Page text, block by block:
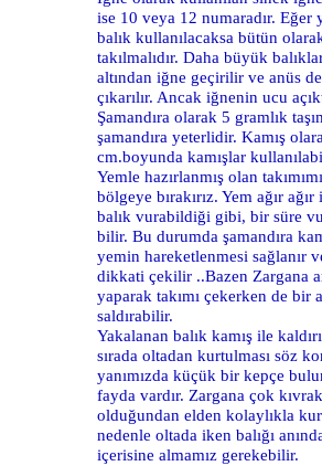
ise 10 veya 12 numaradır.
balık kullanılacaksa bütün
takılmalıdır. Daha büyük
altından iğne geçirilir ve anüs
çıkarılır. Ancak iğnenin ucu
Şamandıra olarak 5 gramlık
şamandıra yeterlidir. Kamış
cm.boyunda kamışlar
Yemle hazırlanmış olan
bölgeye bırakırız. Yem ağır
balık vurabildiği gibi, bir süre
bilir. Bu durumda şamandıra
yemin hareketlenmesi sağlanır
dikkati çekilir ..Bazen Zargana
yaparak takımı çekerken de bir
saldırabilir.
Yakalanan balık kamış ile
sırada oltadan kurtulması söz
yanımızda küçük bir kepçe
fayda vardır. Zargana çok
olduğundan elden kolaylıkla
nedenle oltada iken balığı
içerisine almamız gerekebilir.